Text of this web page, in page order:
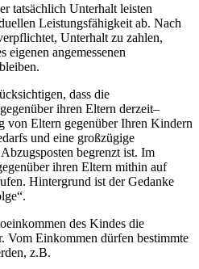
tatsächlich Unterhalt leisten
Leistungsfähigkeit ab. Nach
Unterhalt zu zahlen,
eigenen angemessenen
dass die
ihren Eltern derzeit–
von Eltern gegenüber Ihren Kindern
und eine großzügige
begrenzt ist. Im
ihren Eltern mithin auf
Hintergrund ist der Gedanke
des Kindes die
Vom Einkommen dürfen bestimmte
z.B.